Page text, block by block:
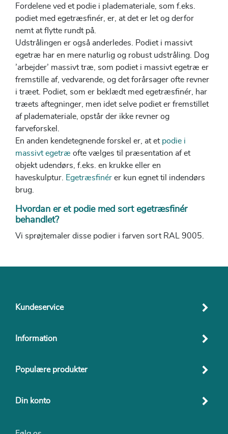
Fordelene ved et podie i plademateriale, som f.eks.
podiet med egetræsfinér, er, at det er let og derfor
nemt at flytte rundt på.
Udstrålingen er også anderledes. Podiet i massivt
egetræ har en mere naturlig og robust udstråling. Dog
’arbejder’ massivt træ, som podiet i massivt egetræ er
fremstille af, vedvarende, og det forårsager ofte revner
i træet. Podiet, som er beklædt med egetræsfinér, har
træets aftegninger, men idet selve podiet er fremstillet
af plademateriale, opstår der ikke revner og
farveforskel.
En anden kendetegnende forskel er, at et podie i
massivt egetræ ofte vælges til præsentation af et
objekt udendørs, f.eks. en krukke eller en
haveskulptur.
Egetræsfinér er kun egnet til indendørs
brug.
Hvordan er et podie med sort egetræsfinér
behandlet?
Vi sprøjtemaler disse podier i farven sort RAL 9005.
Kundeservice
Information
Populære produkter
Din konto